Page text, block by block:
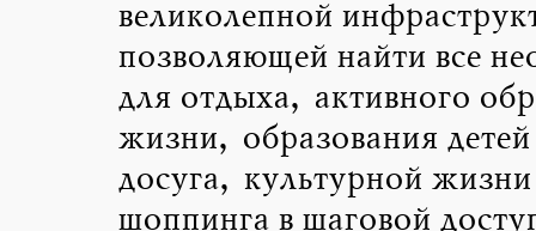
великолепной
позволяющей найти все
для отдыха, активного
жизни, образования детей
досуга, культурной
шоппинга в шаговой